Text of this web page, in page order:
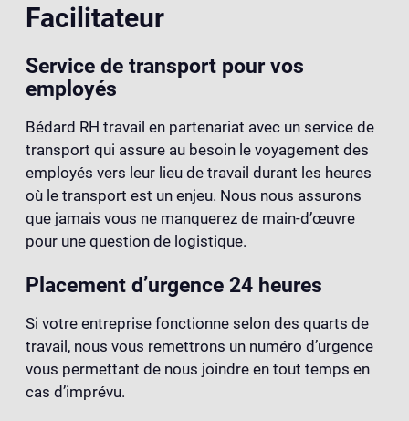
Facilitateur
Service de transport pour vos
employés
Bédard RH travail en partenariat avec un service de
transport qui assure au besoin le voyagement des
employés vers leur lieu de travail durant les heures
où le transport est un enjeu. Nous nous assurons
que jamais vous ne manquerez de main-d’œuvre
pour une question de logistique.
Placement d’urgence 24 heures
Si votre entreprise fonctionne selon des quarts de
travail, nous vous remettrons un numéro d’urgence
vous permettant de nous joindre en tout temps en
cas d’imprévu.